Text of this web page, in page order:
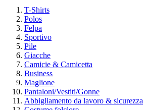
T-Shirts
Polos
Felpa
Sportivo
Pile
Giacche
Camicie & Camicetta
Business
Maglione
Pantaloni/Vestiti/Gonne
Abbigliamento da lavoro & sicurezza